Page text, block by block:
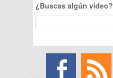
¿Buscas algún vídeo?